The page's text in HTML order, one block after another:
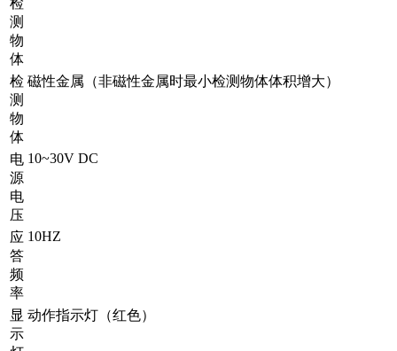
检
测
物
体
检
测
物
体
磁性金属（非磁性金属时最小检测物体体积增大）
电
源
电
压
10~30V DC
应
答
频
率
10HZ
显
示
动作指示灯（红色）